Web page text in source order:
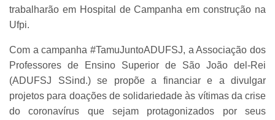
trabalharão em Hospital de Campanha em construção na
Ufpi.
Com a campanha #TamuJuntoADUFSJ, a Associação dos
Professores de Ensino Superior de São João del-Rei
(ADUFSJ SSind.) se propõe a financiar e a divulgar
projetos para doações de solidariedade às vítimas da crise
do coronavírus que sejam protagonizados por seus